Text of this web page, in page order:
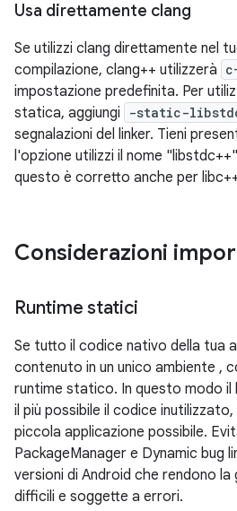
Usa direttamente clang
Se utilizzi clang direttamente nel
compilazione, clang++ utilizzerà
impostazione predefinita. Per
statica, aggiungi
-static-
segnalazioni del linker. Tieni
l'opzione utilizzi il nome
questo è corretto anche per
Considerazioni
Runtime statici
Se tutto il codice nativo della tua
contenuto in un unico ambiente ,
runtime statico. In questo modo il
il più possibile il codice
piccola applicazione possibile.
PackageManager e Dynamic bug
versioni di Android che rendono la
difficili e soggette a errori.